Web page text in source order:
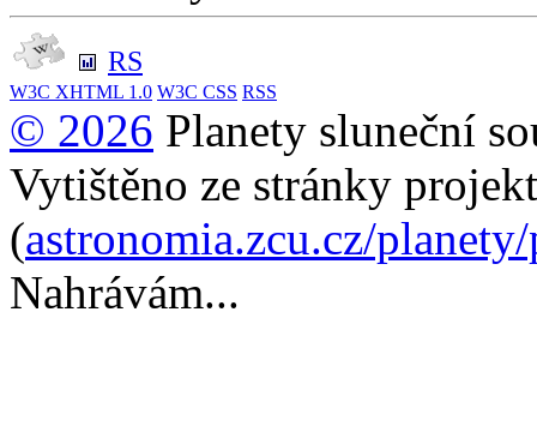
RS
W3C XHTML 1.0 W3C CSS RSS
© 2026 Planety sluneční
Vytištěno ze stránky
(astronomia.zcu.cz/
Nahrávám...